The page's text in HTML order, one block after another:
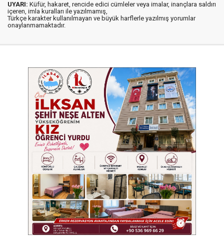
UYARI: Küfür, hakaret, rencide edici cümleler veya imalar, inançlara saldırı
içeren, imla kuralları ile yazılmamış,
Türkçe karakter kullanılmayan ve büyük harflerle yazılmış yorumlar
onaylanmamaktadır.